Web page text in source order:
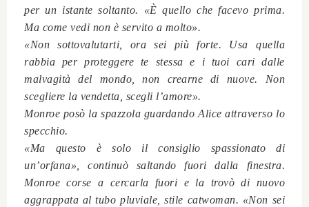
per un istante soltanto. «È quello che facevo prima.
Ma come vedi non è servito a molto».
«Non sottovalutarti, ora sei più forte. Usa quella
rabbia per proteggere te stessa e i tuoi cari dalle
malvagità del mondo, non crearne di nuove. Non
scegliere la vendetta, scegli l’amore».
Monroe posò la spazzola guardando Alice attraverso lo
specchio.
«Ma questo è solo il consiglio spassionato di
un’orfana», continuò saltando fuori dalla finestra.
Monroe corse a cercarla fuori e la trovò di nuovo
aggrappata al tubo pluviale, stile catwoman. «Non sei